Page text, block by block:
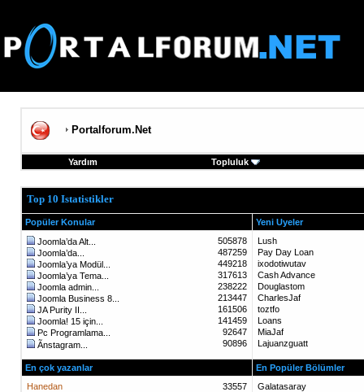
Portalforum.Net
Yardım Topluluk
Top 10 Istatistikler
Popüler Konular
Yeni Uyeler
Joomla’da Alt...
505878
Joomla’da...
487259
Joomla’ya Modül...
449218
Joomla’ya Tema...
317613
Joomla admin...
238222
Joomla Business 8...
213447
JA Purity II...
161506
Joomla! 15 için...
141459
Pc Programlama...
92647
Ãnstagram...
90896
Lush
Pay Day Loan
ixodotiwutav
Cash Advance
Douglastom
CharlesJaf
toztfo
Loans
MiaJaf
Lajuanzguatt
En çok yazanlar
En Popüler Bölümler
Hanedan
33557
Galatasaray